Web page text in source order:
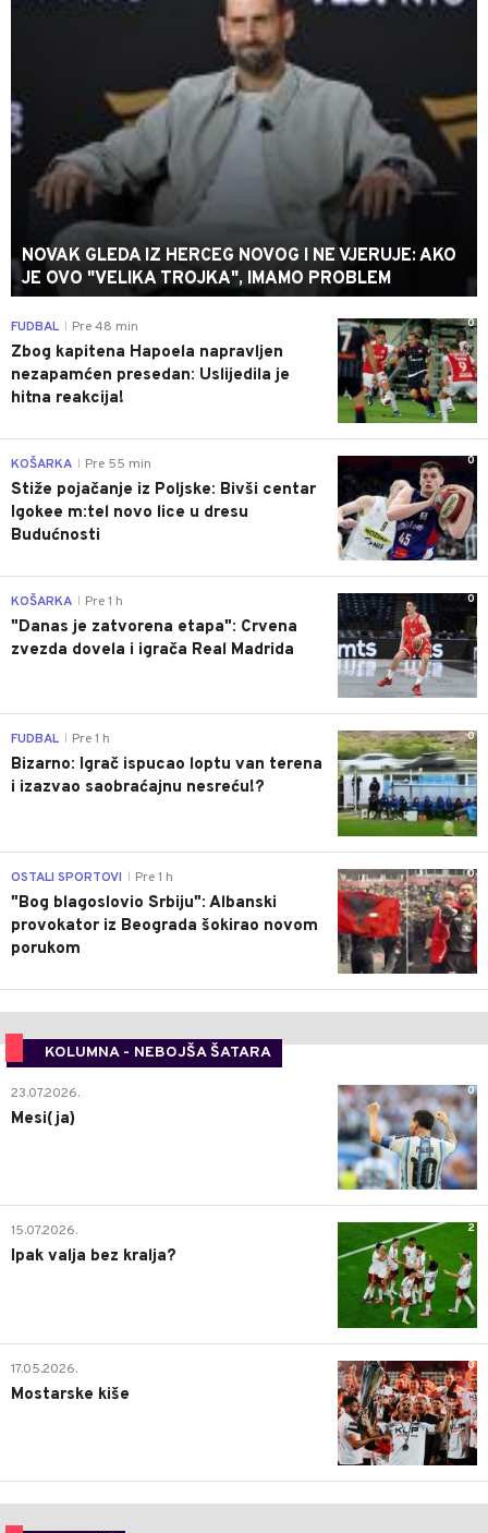
NOVAK GLEDA IZ HERCEG NOVOG I NE VJERUJE: AKO
JE OVO "VELIKA TROJKA", IMAMO PROBLEM
0
FUDBAL Pre 48 min
Zbog kapitena Hapoela napravljen
nezapamćen presedan: Uslijedila je
hitna reakcija!
0
KOŠARKA Pre 55 min
Stiže pojačanje iz Poljske: Bivši centar
Igokee m:tel novo lice u dresu
Budućnosti
0
KOŠARKA Pre 1 h
"Danas je zatvorena etapa": Crvena
zvezda dovela i igrača Real Madrida
0
FUDBAL Pre 1 h
Bizarno: Igrač ispucao loptu van terena
i izazvao saobraćajnu nesreću!?
0
OSTALI SPORTOVI Pre 1 h
"Bog blagoslovio Srbiju": Albanski
provokator iz Beograda šokirao novom
porukom
KOLUMNA - NEBOJŠA ŠATARA
0
23.07.2026.
Mesi(ja)
2
15.07.2026.
Ipak valja bez kralja?
0
17.05.2026.
Mostarske kiše